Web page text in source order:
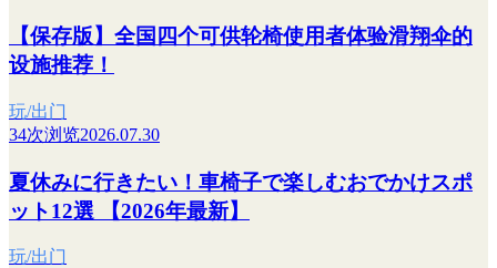
【保存版】全国四个可供轮椅使用者体验滑翔伞的
设施推荐！
玩/出门
34次浏览2026.07.30
夏休みに行きたい！車椅子で楽しむおでかけスポ
ット12選 【2026年最新】
玩/出门